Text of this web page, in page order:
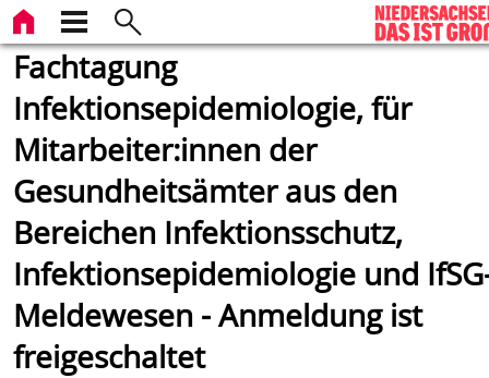
Fachtagung
Infektionsepidemiologie, für
Mitarbeiter:innen der
Gesundheitsämter aus den
Bereichen Infektionsschutz,
Infektionsepidemiologie und
Meldewesen - Anmeldung ist
freigeschaltet